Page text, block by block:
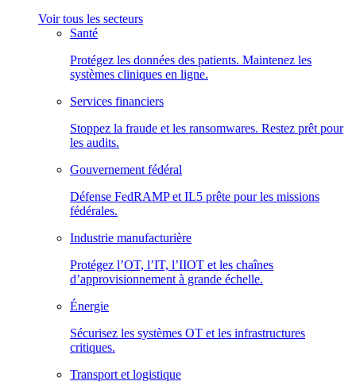
Voir tous les secteurs
Santé
Protégez les données des patients. Maintenez les
systèmes cliniques en ligne.
Services financiers
Stoppez la fraude et les ransomwares. Restez prêt pour
les audits.
Gouvernement fédéral
Défense FedRAMP et IL5 prête pour les missions
fédérales.
Industrie manufacturière
Protégez l’OT, l’IT, l’IIOT et les chaînes
d’approvisionnement à grande échelle.
Énergie
Sécurisez les systèmes OT et les infrastructures
critiques.
Transport et logistique